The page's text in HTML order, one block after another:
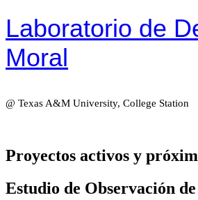
Laboratorio de
Moral
@ Texas A&M University, College Station
Proyectos activos y
Estudio de Observación